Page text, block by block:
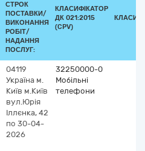
СТРОК
ПОСТАВКИ/
ВИКОНАННЯ
РОБІТ/
НАДАННЯ
ПОСЛУГ:
КЛАСИФІКАТОР
ДК 021:2015
(CPV)
04119
Україна м.
Київ м.Київ
вул.Юрія
Іллєнка, 42
по 30-04-
2026
32250000-0
Мобільні
телефони